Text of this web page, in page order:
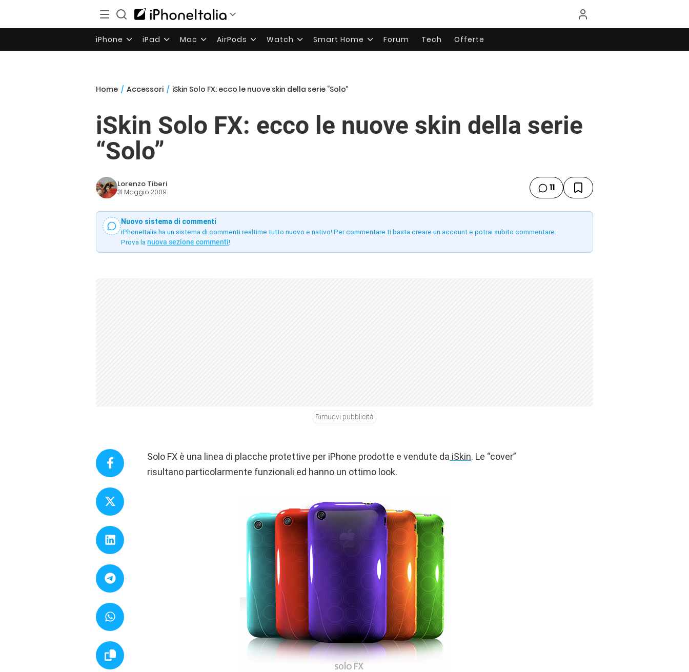
iPhone iPad Mac AirPods Watch Smart Home Forum Tech Offerte
Home / Accessori / iSkin Solo FX: ecco le nuove skin della serie “Solo”
iSkin Solo FX: ecco le nuove skin della serie
“Solo”
Lorenzo Tiberi
31 Maggio 2009 11
Nuovo sistema di commenti
iPhoneItalia ha un sistema di commenti realtime tutto nuovo e nativo! Per commentare ti basta creare un account e potrai subito commentare.
Prova la nuova sezione commenti!
Rimuovi pubblicità
Solo FX è una linea di placche protettive per iPhone prodotte e vendute da iSkin. Le “cover”
risultano particolarmente funzionali ed hanno un ottimo look.